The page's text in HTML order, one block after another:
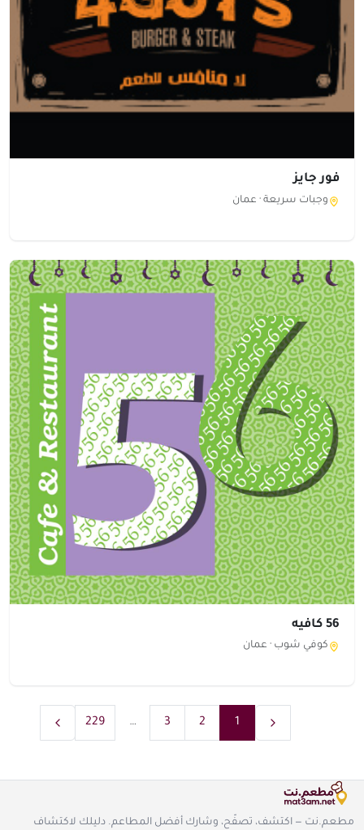
فور جايز
وجبات سريعة · عمان
56 كافيه
كوفي شوب · عمان
1
2
3
…
229
مطعم.نت — اكتشف، تصفّح، وشارك أفضل المطاعم. دليلك لاكتشاف